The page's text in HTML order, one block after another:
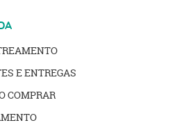
E ENTREGAS
COMPRAR